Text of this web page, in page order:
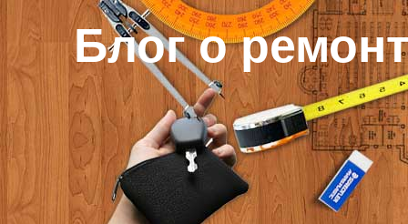
Блог о